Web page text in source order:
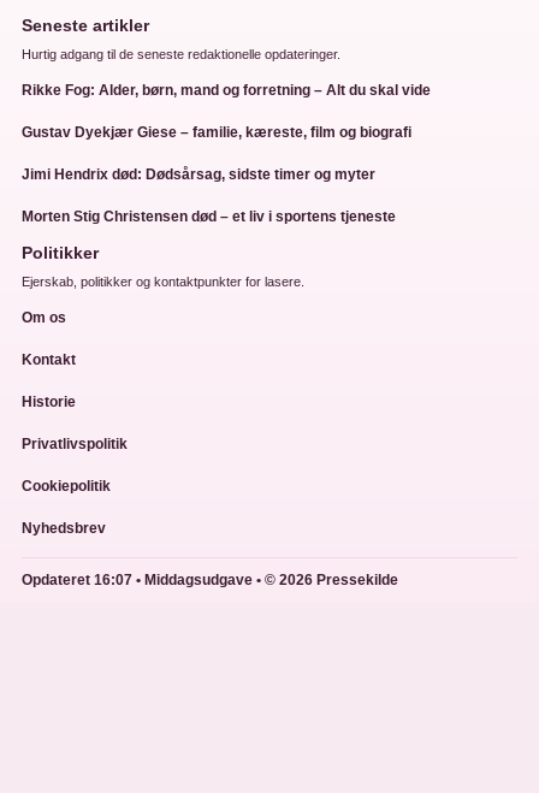
Seneste artikler
Hurtig adgang til de seneste redaktionelle opdateringer.
Rikke Fog: Alder, børn, mand og forretning – Alt du skal vide
Gustav Dyekjær Giese – familie, kæreste, film og biografi
Jimi Hendrix død: Dødsårsag, sidste timer og myter
Morten Stig Christensen død – et liv i sportens tjeneste
Politikker
Ejerskab, politikker og kontaktpunkter for lasere.
Om os
Kontakt
Historie
Privatlivspolitik
Cookiepolitik
Nyhedsbrev
Opdateret 16:07 • Middagsudgave • © 2026 Pressekilde